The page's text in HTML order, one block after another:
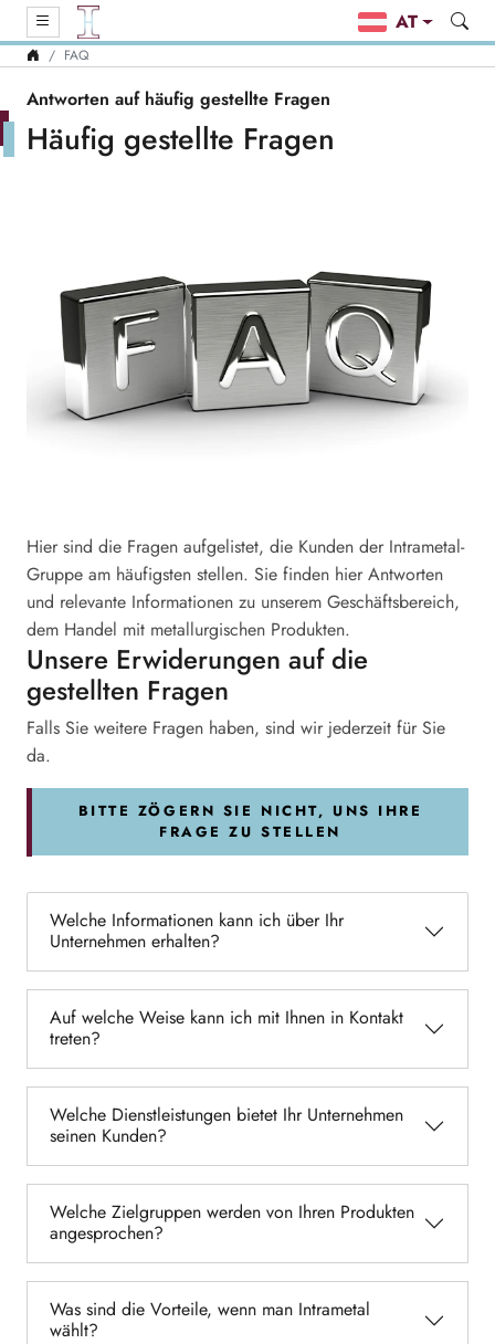
AT
FAQ
Antworten auf häufig gestellte Fragen
Häufig gestellte Fragen
Hier sind die Fragen aufgelistet, die Kunden der Intrametal-
Gruppe am häufigsten stellen. Sie finden hier Antworten
und relevante Informationen zu unserem Geschäftsbereich,
dem Handel mit metallurgischen Produkten.
Unsere Erwiderungen auf die
gestellten Fragen
Falls Sie weitere Fragen haben, sind wir jederzeit für Sie
da.
BITTE ZÖGERN SIE NICHT, UNS IHRE
FRAGE ZU STELLEN
Welche Informationen kann ich über Ihr
Unternehmen erhalten?
Auf welche Weise kann ich mit Ihnen in Kontakt
treten?
Welche Dienstleistungen bietet Ihr Unternehmen
seinen Kunden?
Welche Zielgruppen werden von Ihren Produkten
angesprochen?
Was sind die Vorteile, wenn man Intrametal
wählt?